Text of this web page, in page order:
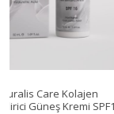
Kolajen
Kremi SPF15